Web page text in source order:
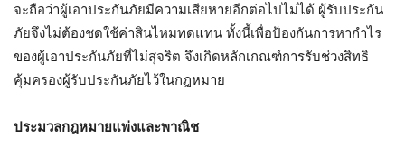
จะถือว่าผู้เอาประกันภัยมีความเสียหายอีกต่อไปไม่ได้ ผู้รับประกัน
ภัยจึงไม่ต้องชดใช้ค่าสินไหมทดแทน ทั้งนี้เพื่อป้องกันการหากำไร
ของผู้เอาประกันภัยที่ไม่สุจริต จึงเกิดหลักเกณฑ์การรับช่วงสิทธิ
คุ้มครองผู้รับประกันภัยไว้ในกฎหมาย
ประมวลกฎหมายแพ่งและพาณิช